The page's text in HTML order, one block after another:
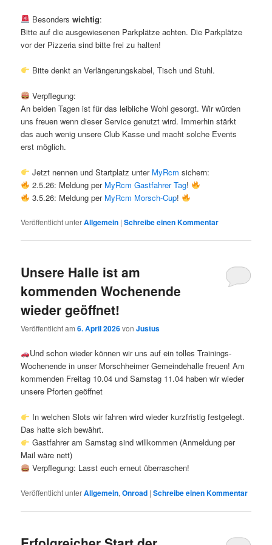
Besonders wichtig:
Bitte auf die ausgewiesenen Parkplätze achten. Die Parkplätze
vor der Pizzeria sind bitte frei zu halten!
Bitte denkt an Verlängerungskabel, Tisch und Stuhl.
Verpflegung:
An beiden Tagen ist für das leibliche Wohl gesorgt. Wir würden
uns freuen wenn dieser Service genutzt wird. Immerhin stärkt
das auch wenig unsere Club Kasse und macht solche Events
erst möglich.
Jetzt nennen und Startplatz unter MyRcm sichern:
2.5.26: Meldung per MyRcm Gastfahrer Tag!
3.5.26: Meldung per MyRcm Morsch-Cup!
Veröffentlicht unterAllgemein |Schreibe einen Kommentar
Unsere Halle ist am
kommenden Wochenende
wieder geöffnet!
Veröffentlicht am6. April 2026vonJustus
Und schon wieder können wir uns auf ein tolles Trainings-
Wochenende in unser Morschheimer Gemeindehalle freuen! Am
kommenden Freitag 10.04 und Samstag 11.04 haben wir wieder
unsere Pforten geöffnet
In welchen Slots wir fahren wird wieder kurzfristig festgelegt.
Das hatte sich bewährt.
Gastfahrer am Samstag sind willkommen (Anmeldung per
Mail wäre nett)
Verpflegung: Lasst euch erneut überraschen!
Veröffentlicht unterAllgemein,Onroad |Schreibe einen Kommentar